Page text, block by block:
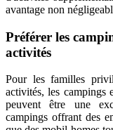
avantage non
Préférer les
activités
Pour les familles
activités, les campings
peuvent être une
campings offrant des